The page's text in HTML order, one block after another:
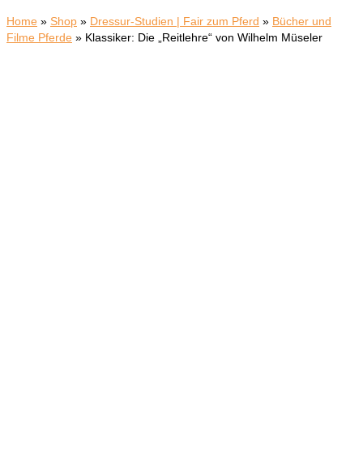
Home » Shop » Dressur-Studien | Fair zum Pferd » Bücher und
Filme Pferde » Klassiker: Die „Reitlehre“ von Wilhelm Müseler